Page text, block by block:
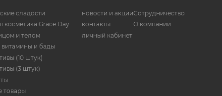
сладости
косметика Grace Day
и телом
и бады
(10 штук)
(3 штук)
товары
новости и акции
контакты
личный кабинет
Сотрудничество
О компании